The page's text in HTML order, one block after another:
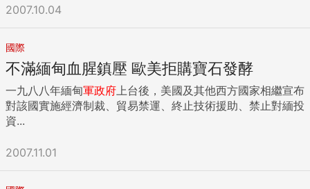
2007.10.04
國際
不滿緬甸血腥鎮壓 歐美拒購寶石發酵
一九八八年緬甸軍政府 上台後，美國及其他西方國家相繼宣布
對該國實施經濟制裁、貿易禁運、終止技術援助、禁止對緬投
資...
2007.11.01